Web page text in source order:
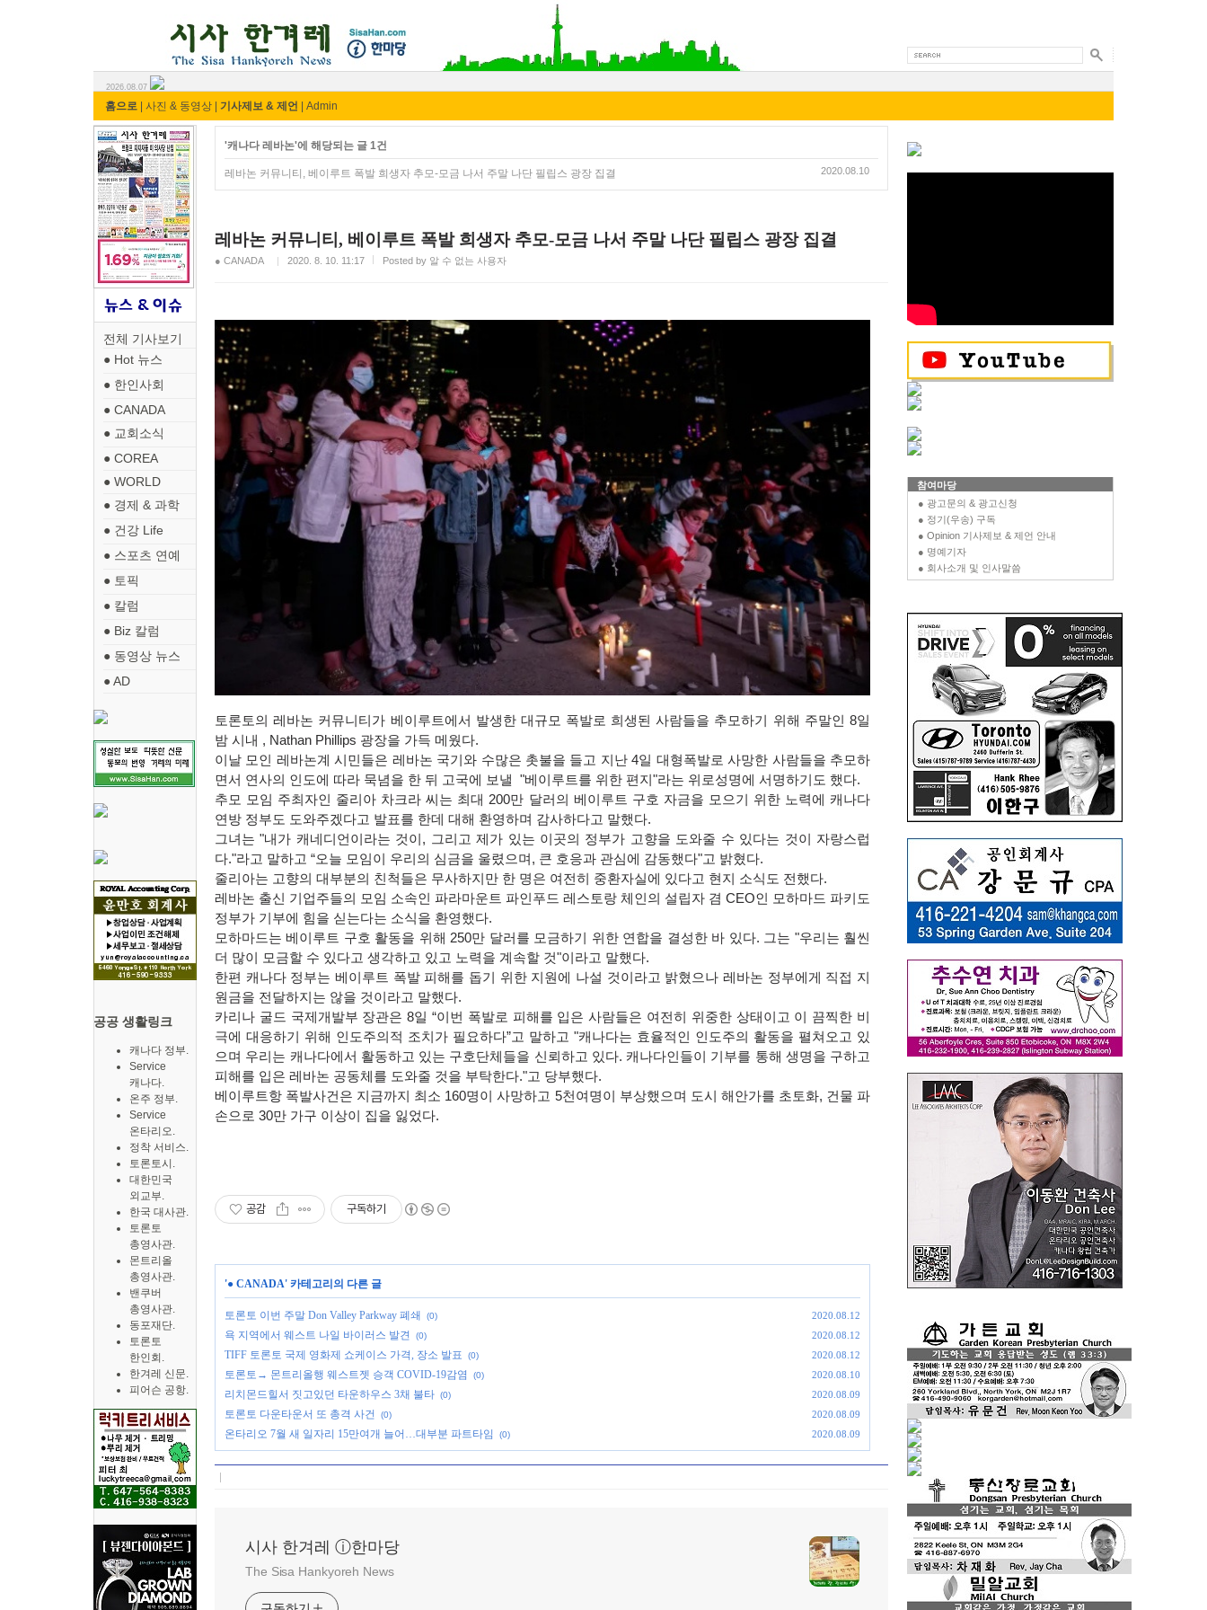
2026.08.07
홈으로 사진 & 동영상 기사제보 & 제언 Admin
전체 기사보기
● Hot 뉴스
● 한인사회
● CANADA
● 교회소식
● COREA
● WORLD
● 경제 & 과학
● 건강 Life
● 스포츠 연예
● 토픽
● 칼럼
● Biz 칼럼
● 동영상 뉴스
● AD
공공 생활링크
캐나다 정부.
Service
캐나다.
온주 정부.
Service
온타리오.
정착 서비스.
토론토시.
대한민국
외교부.
한국 대사관.
토론토
총영사관.
몬트리올
총영사관.
밴쿠버
총영사관.
동포재단.
토론토
한인회.
한겨레 신문.
피어슨 공항.
'캐나다 레바논'에 해당되는 글 1건
2020.08.10
레바논 커뮤니티, 베이루트 폭발 희생자 추모-모금 나서 주말 나단 필립스 광장 집결
레바논 커뮤니티, 베이루트 폭발 희생자 추모-모금 나서 주말 나단 필립스 광장 집결
● CANADA 2020. 8. 10. 11:17 Posted by 알 수 없는 사용자
토론토의 레바논 커뮤니티가 베이루트에서 발생한 대규모 폭발로 희생된 사람들을 추모하기 위해 주말인 8일
밤 시내 , Nathan Phillips 광장을 가득 메웠다.
이날 모인 레바논계 시민들은 레바논 국기와 수많은 촛불을 들고 지난 4일 대형폭발로 사망한 사람들을 추모하
면서 연사의 인도에 따라 묵념을 한 뒤 고국에 보낼 "베이루트를 위한 편지"라는 위로성명에 서명하기도 했다.
추모 모임 주최자인 줄리아 차크라 씨는 최대 200만 달러의 베이루트 구호 자금을 모으기 위한 노력에 캐나다
연방 정부도 도와주겠다고 발표를 한데 대해 환영하며 감사하다고 말했다.
그녀는 "내가 캐네디언이라는 것이, 그리고 제가 있는 이곳의 정부가 고향을 도와줄 수 있다는 것이 자랑스럽
다."라고 말하고 “오늘 모임이 우리의 심금을 울렸으며, 큰 호응과 관심에 감동했다"고 밝혔다.
줄리아는 고향의 대부분의 친척들은 무사하지만 한 명은 여전히 중환자실에 있다고 현지 소식도 전했다.
레바논 출신 기업주들의 모임 소속인 파라마운트 파인푸드 레스토랑 체인의 설립자 겸 CEO인 모하마드 파키도
정부가 기부에 힘을 싣는다는 소식을 환영했다.
모하마드는 베이루트 구호 활동을 위해 250만 달러를 모금하기 위한 연합을 결성한 바 있다. 그는 "우리는 훨씬
더 많이 모금할 수 있다고 생각하고 있고 노력을 계속할 것"이라고 말했다.
한편 캐나다 정부는 베이루트 폭발 피해를 돕기 위한 지원에 나설 것이라고 밝혔으나 레바논 정부에게 직접 지
원금을 전달하지는 않을 것이라고 말했다.
카리나 굴드 국제개발부 장관은 8일 “이번 폭발로 피해를 입은 사람들은 여전히 위중한 상태이고 이 끔찍한 비
극에 대응하기 위해 인도주의적 조치가 필요하다”고 말하고 "캐나다는 효율적인 인도주의 활동을 펼쳐오고 있
으며 우리는 캐나다에서 활동하고 있는 구호단체들을 신뢰하고 있다. 캐나다인들이 기부를 통해 생명을 구하고
피해를 입은 레바논 공동체를 도와줄 것을 부탁한다."고 당부했다.
베이루트항 폭발사건은 지금까지 최소 160명이 사망하고 5천여명이 부상했으며 도시 해안가를 초토화, 건물 파
손으로 30만 가구 이상이 집을 잃었다.
공감 구독하기
'● CANADA' 카테고리의 다른 글
토론토 이번 주말 Don Valley Parkway 폐쇄 (0) 2020.08.12
욕 지역에서 웨스트 나일 바이러스 발견 (0) 2020.08.12
TIFF 토론토 국제 영화제 쇼케이스 가격, 장소 발표 (0) 2020.08.12
토론토→ 몬트리올행 웨스트젯 승객 COVID-19감염 (0) 2020.08.10
리치몬드힐서 짓고있던 타운하우스 3채 불타 (0) 2020.08.09
토론토 다운타운서 또 총격 사건 (0) 2020.08.09
온타리오 7월 새 일자리 15만여개 늘어…대부분 파트타임 (0) 2020.08.09
시사 한겨레 ⓘ한마당
The Sisa Hankyoreh News
참여마당
● 광고문의 & 광고신청
● 정기(우송) 구독
● Opinion 기사제보 & 제언 안내
● 명예기자
● 회사소개 및 인사말씀